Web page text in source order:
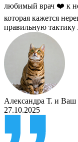
любимый врач ❤️ к
которая кажется
правильную тактику
Александра Т. и Ваш
27.10.2025